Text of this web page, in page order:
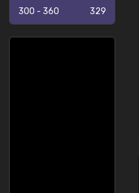
300 - 360 329